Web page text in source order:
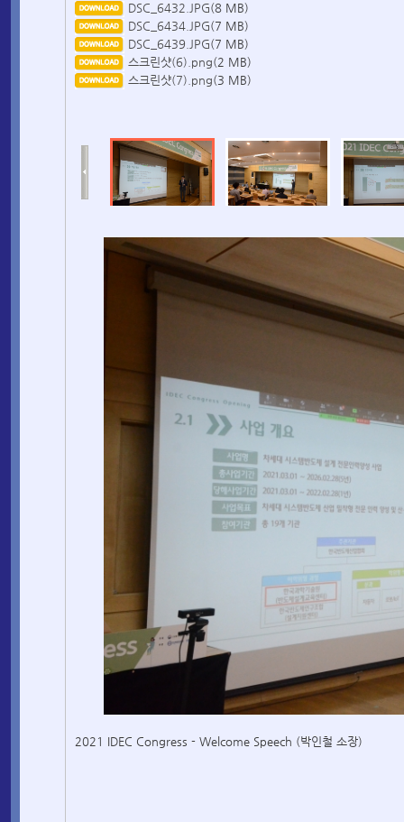
DSC_6432.JPG(8 MB)
DSC_6434.JPG(7 MB)
DSC_6439.JPG(7 MB)
스크린샷(6).png(2 MB)
스크린샷(7).png(3 MB)
2021 IDEC Congress - Welcome Speech (박인철 소장)